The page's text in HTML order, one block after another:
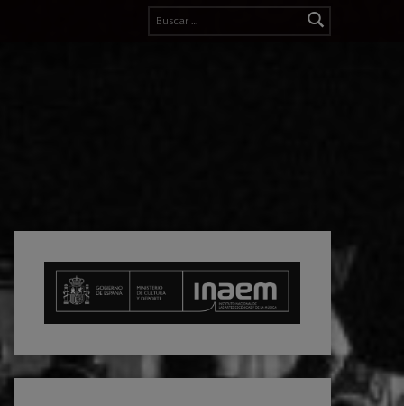
Buscar: